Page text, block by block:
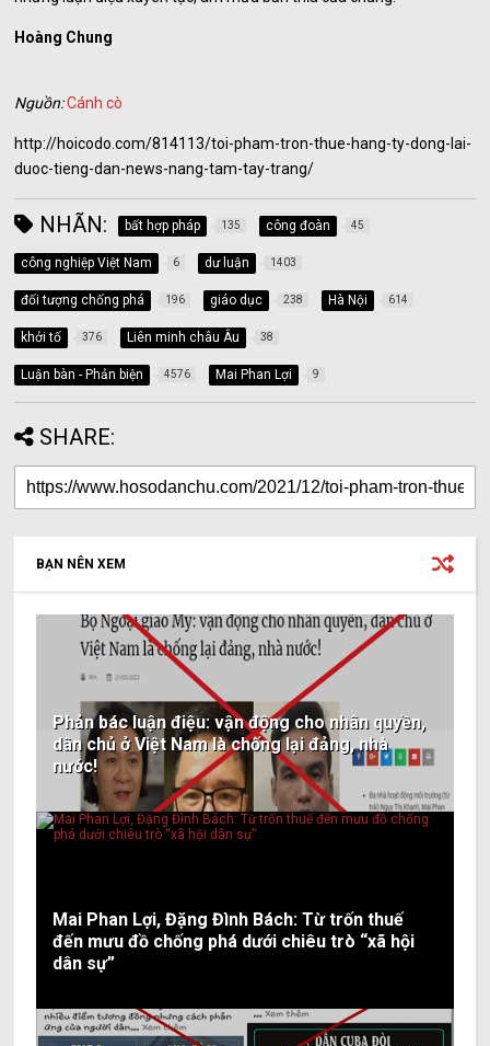
Hoàng Chung
Nguồn:Cánh cò
http://hoicodo.com/814113/toi-pham-tron-thue-hang-ty-dong-lai-
duoc-tieng-dan-news-nang-tam-tay-trang/
NHÃN: bất hợp pháp 135 công đoàn 45
công nghiệp Việt Nam 6 dư luận 1403
đối tượng chống phá 196 giáo dục 238 Hà Nội 614
khởi tố 376 Liên minh châu Âu 38
Luận bàn - Phản biện 4576 Mai Phan Lợi 9
SHARE:
BẠN NÊN XEM
Phản bác luận điệu: vận động cho nhân quyền,
dân chủ ở Việt Nam là chống lại đảng, nhà
nước!
Mai Phan Lợi, Đặng Đình Bách: Từ trốn thuế
đến mưu đồ chống phá dưới chiêu trò “xã hội
dân sự”